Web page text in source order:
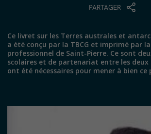
PARTAGER
Ce livret sur les Terres australes et
a été conçu par la TBCG et imprimé par la
professionnel de Saint-Pierre. Ce sont
scolaires et de partenariat entre les
ont été nécessaires pour mener à bien ce